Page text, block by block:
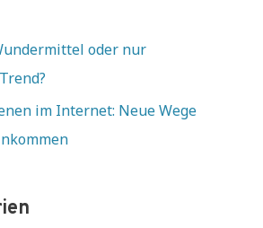
oder nur
im Internet: Neue Wege